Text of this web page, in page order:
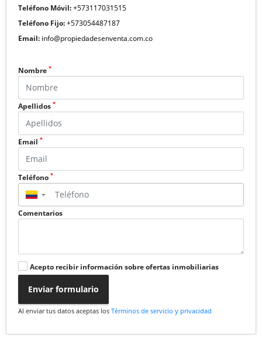
Teléfono Móvil:+573117031515
Teléfono Fijo:+573054487187
Email: info@propiedadesenventa.com.co
Nombre *
Apellidos *
Email *
Teléfono *
▼
Comentarios
Acepto recibir información sobre ofertas inmobiliarias
Enviar formulario
Al enviar tus datos aceptas los Términos de servicio y privacidad